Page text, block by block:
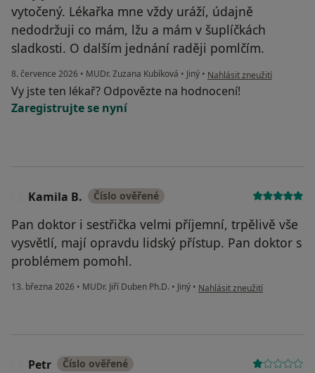
vytočený. Lékařka mne vždy uráží, údajně
nedodržuji co mám, lžu a mám v šuplíčkách
sladkosti. O dalším jednání raději pomlčím.
8. července 2026 • MUDr. Zuzana Kubíková • Jiný • podle názoru uživatele Jiří
Nahlásit zneužití
Vy jste ten lékař? Odpovězte na hodnocení!
Zaregistrujte se nyní
Kamila B. Číslo ověřené
Pan doktor i sestřička velmi příjemní, trpělivě vše
vysvětlí, mají opravdu lidský přístup. Pan doktor s
problémem pomohl.
13. března 2026 • MUDr. Jiří Duben Ph.D. • Jiný • podle názoru uživatele
Nahlásit zneužití
Petr Číslo ověřené